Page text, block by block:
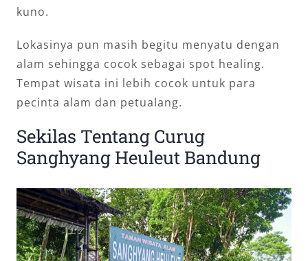
kuno.
Lokasinya pun masih begitu menyatu dengan
alam sehingga cocok sebagai spot healing.
Tempat wisata ini lebih cocok untuk para
pecinta alam dan petualang.
Sekilas Tentang Curug
Sanghyang Heuleut Bandung